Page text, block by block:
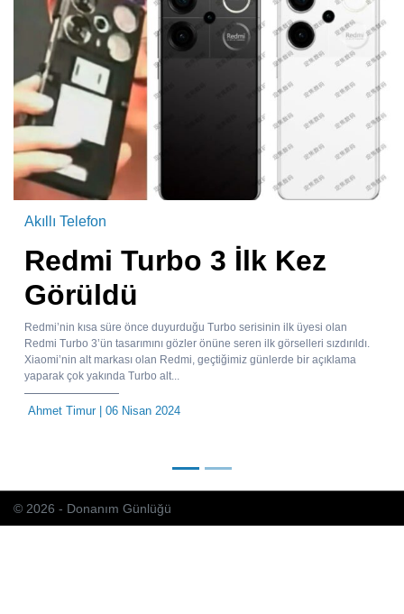
Akıllı Telefon
Redmi Turbo 3 İlk Kez
Görüldü
Redmi’nin kısa süre önce duyurduğu Turbo serisinin ilk üyesi olan
Redmi Turbo 3’ün tasarımını gözler önüne seren ilk görselleri sızdırıldı.
Xiaomi’nin alt markası olan Redmi, geçtiğimiz günlerde bir açıklama
yaparak çok yakında Turbo alt...
Ahmet Timur| 06 Nisan 2024
© 2026 - Donanım Günlüğü